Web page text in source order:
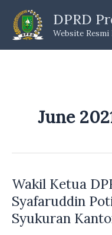
content
DPRD
Website
June
Wakil Ketua
Syafaruddin
Syukuran